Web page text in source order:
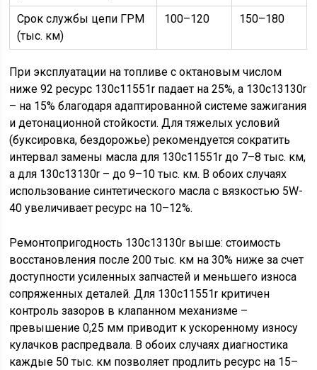
Срок службы цепи ГРМ
(тыс. км)
100–120 150–180
При эксплуатации на топливе с октановым числом
ниже 92 ресурс 130c11551r падает на 25%, а 130c13130r
– на 15% благодаря адаптированной системе зажигания
и детонационной стойкости. Для тяжелых условий
(буксировка, бездорожье) рекомендуется сократить
интервал замены масла для 130c11551r до 7–8 тыс. км,
а для 130c13130r – до 9–10 тыс. км. В обоих случаях
использование синтетического масла с вязкостью 5W-
40 увеличивает ресурс на 10–12%.
Ремонтопригодность 130c13130r выше: стоимость
восстановления после 200 тыс. км на 30% ниже за счет
доступности усиленных запчастей и меньшего износа
сопряженных деталей. Для 130c11551r критичен
контроль зазоров в клапанном механизме –
превышение 0,25 мм приводит к ускоренному износу
кулачков распредвала. В обоих случаях диагностика
каждые 50 тыс. км позволяет продлить ресурс на 15–